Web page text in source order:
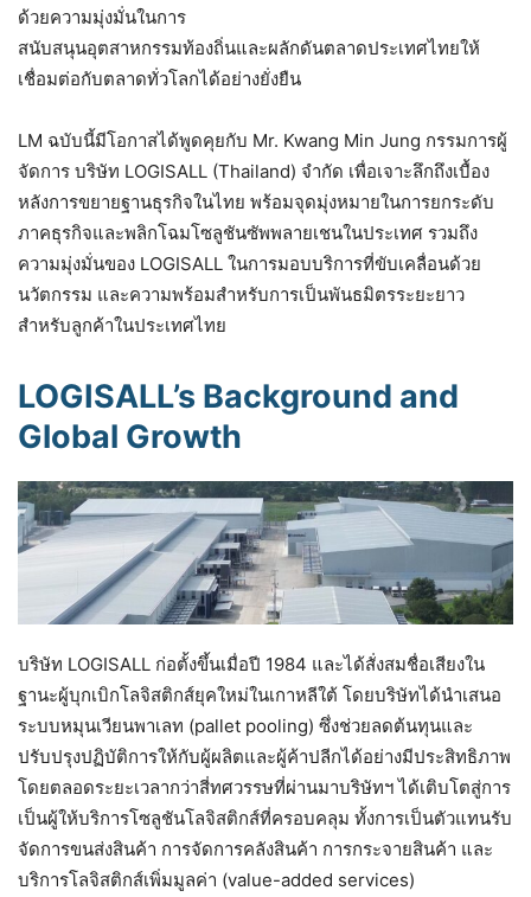
ด้วยความมุ่งมั่นในการ
สนับสนุนอุตสาหกรรมท้องถิ่นและผลักดันตลาดประเทศไทยให้
เชื่อมต่อกับตลาดทั่วโลกได้อย่างยั่งยืน
LM ฉบับนี้มีโอกาสได้พูดคุยกับ Mr. Kwang Min Jung กรรมการผู้
จัดการ บริษัท LOGISALL (Thailand) จำกัด เพื่อเจาะลึกถึงเบื้อง
หลังการขยายฐานธุรกิจในไทย พร้อมจุดมุ่งหมายในการยกระดับ
ภาคธุรกิจและพลิกโฉมโซลูชันซัพพลายเชนในประเทศ รวมถึง
ความมุ่งมั่นของ LOGISALL ในการมอบบริการที่ขับเคลื่อนด้วย
นวัตกรรม และความพร้อมสำหรับการเป็นพันธมิตรระยะยาว
สำหรับลูกค้าในประเทศไทย
LOGISALL’s Background and
Global Growth
บริษัท LOGISALL ก่อตั้งขึ้นเมื่อปี 1984 และได้สั่งสมชื่อเสียงใน
ฐานะผู้บุกเบิกโลจิสติกส์ยุคใหม่ในเกาหลีใต้ โดยบริษัทได้นำเสนอ
ระบบหมุนเวียนพาเลท (pallet pooling) ซึ่งช่วยลดต้นทุนและ
ปรับปรุงปฏิบัติการให้กับผู้ผลิตและผู้ค้าปลีกได้อย่างมีประสิทธิภาพ
โดยตลอดระยะเวลากว่าสี่ทศวรรษที่ผ่านมาบริษัทฯ ได้เติบโตสู่การ
เป็นผู้ให้บริการโซลูชันโลจิสติกส์ที่ครอบคลุม ทั้งการเป็นตัวแทนรับ
จัดการขนส่งสินค้า การจัดการคลังสินค้า การกระจายสินค้า และ
บริการโลจิสติกส์เพิ่มมูลค่า (value-added services)